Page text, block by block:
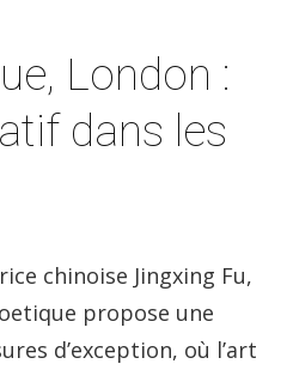
London :
dans les
chinoise Jingxing Fu,
propose une
d’exception, où l’art